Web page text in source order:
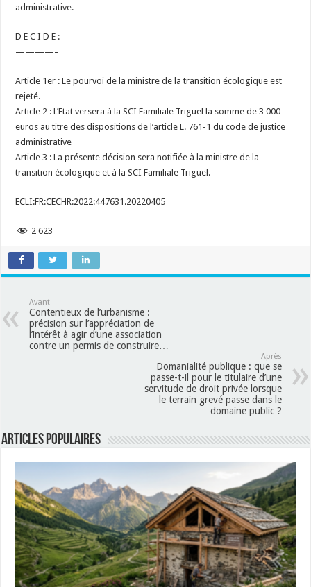
administrative.
D E C I D E :
————–
Article 1er : Le pourvoi de la ministre de la transition écologique est
rejeté.
Article 2 : L’Etat versera à la SCI Familiale Triguel la somme de 3 000
euros au titre des dispositions de l’article L. 761-1 du code de justice
administrative
Article 3 : La présente décision sera notifiée à la ministre de la
transition écologique et à la SCI Familiale Triguel.
ECLI:FR:CECHR:2022:447631.20220405
2 623
Avant
Contentieux de l’urbanisme :
précision sur l’appréciation de
l’intérêt à agir d’une association
contre un permis de construire…
Après
Domanialité publique : que se
passe-t-il pour le titulaire d’une
servitude de droit privée lorsque
le terrain grevé passe dans le
domaine public ?
Articles populaires